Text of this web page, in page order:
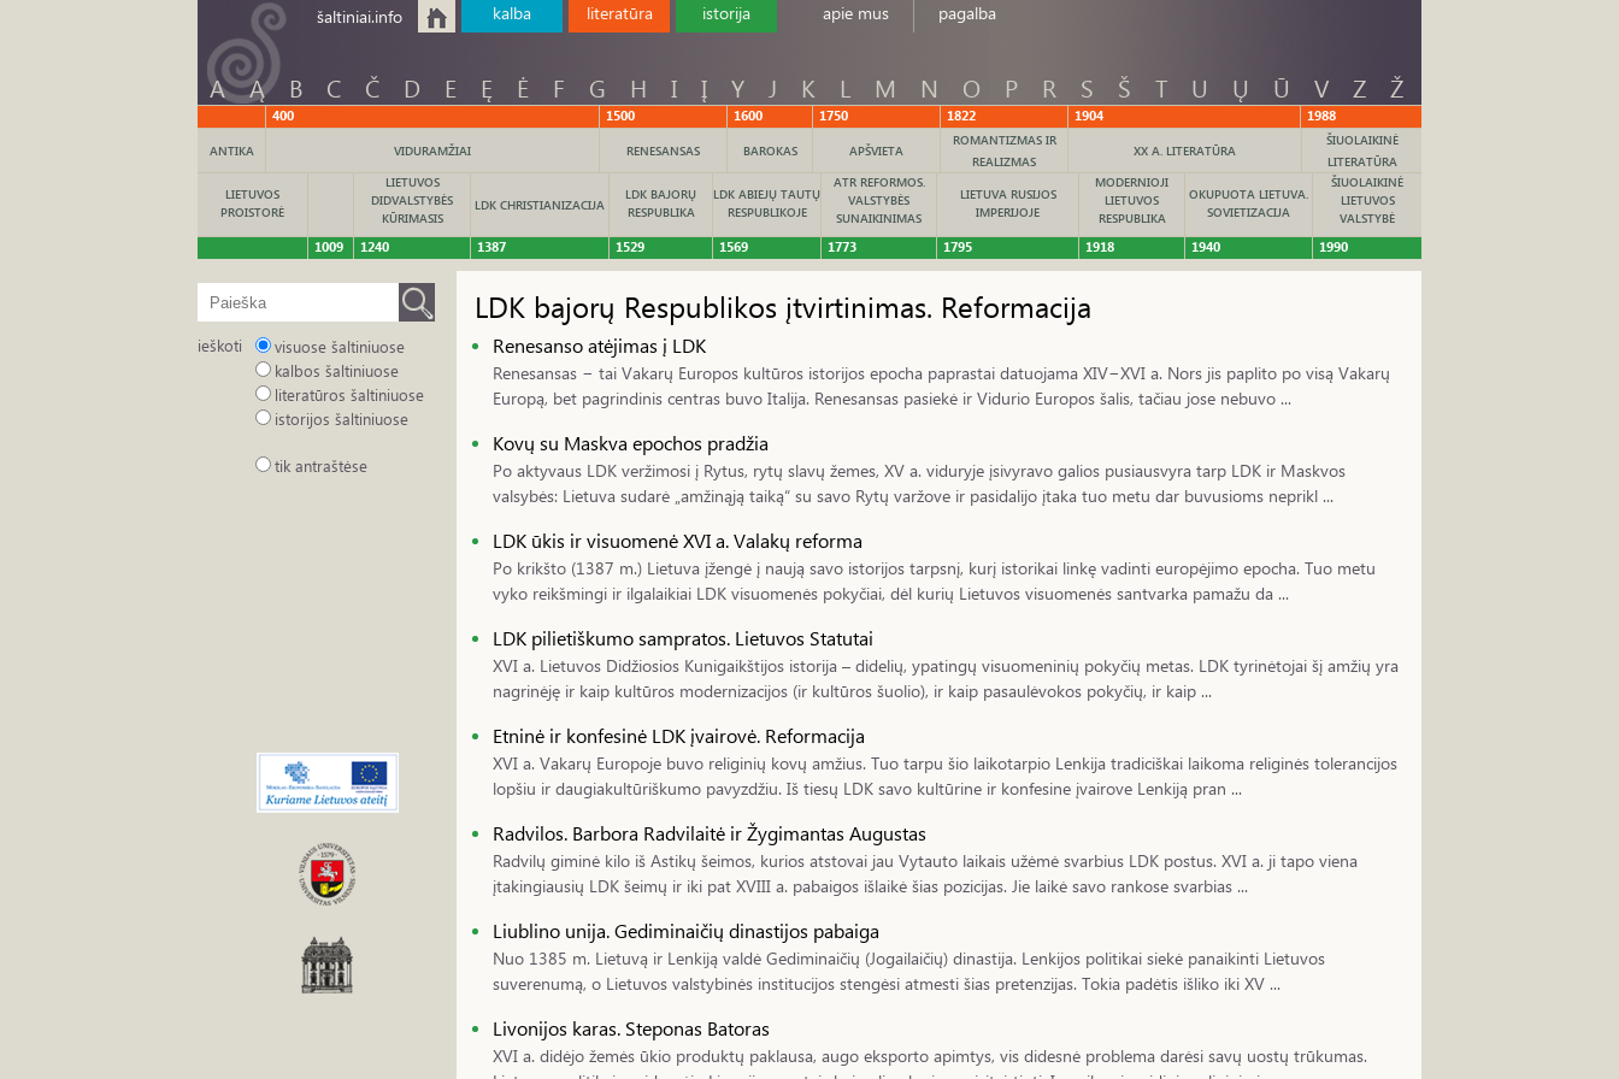
šaltiniai.info kalba literatūra istorija apie mus pagalba
A Ą B C Č D E Ę Ė F G H I Į Y J K L M N O P R S Š T U Ų Ū V Z Ž
400 1500 1600 1750 1822 1904 1988
ANTIKA VIDURAMŽIAI RENESANSAS BAROKAS APŠVIETA
ROMANTIZMAS IR
REALIZMAS
XX A. LITERATŪRA
ŠIUOLAIKINĖ
LITERATŪRA
LIETUVOS
PROISTORĖ
LIETUVOS
DIDVALSTYBĖS
KŪRIMASIS
LDK CHRISTIANIZACIJA
LDK BAJORŲ
RESPUBLIKA
LDK ABIEJŲ TAUTŲ
RESPUBLIKOJE
ATR REFORMOS.
VALSTYBĖS
SUNAIKINIMAS
LIETUVA RUSIJOS
IMPERIJOJE
MODERNIOJI
LIETUVOS
RESPUBLIKA
OKUPUOTA LIETUVA.
SOVIETIZACIJA
ŠIUOLAIKINĖ
LIETUVOS
VALSTYBĖ
1009 1240 1387 1529 1569 1773 1795 1918 1940 1990
ieškoti
visuose šaltiniuose
kalbos šaltiniuose
literatūros šaltiniuose
istorijos šaltiniuose
tik antraštėse
LDK bajorų Respublikos įtvirtinimas. Reformacija
Renesanso atėjimas į LDK
Renesansas − tai Vakarų Europos kultūros istorijos epocha paprastai datuojama XIV−XVI a. Nors jis paplito po visą Vakarų
Europą, bet pagrindinis centras buvo Italija. Renesansas pasiekė ir Vidurio Europos šalis, tačiau jose nebuvo ...
Kovų su Maskva epochos pradžia
Po aktyvaus LDK veržimosi į Rytus, rytų slavų žemes, XV a. viduryje įsivyravo galios pusiausvyra tarp LDK ir Maskvos
valsybės: Lietuva sudarė „amžinąją taiką“ su savo Rytų varžove ir pasidalijo įtaka tuo metu dar buvusioms neprikl ...
LDK ūkis ir visuomenė XVI a. Valakų reforma
Po krikšto (1387 m.) Lietuva įžengė į naują savo istorijos tarpsnį, kurį istorikai linkę vadinti europėjimo epocha. Tuo metu
vyko reikšmingi ir ilgalaikiai LDK visuomenės pokyčiai, dėl kurių Lietuvos visuomenės santvarka pamažu da ...
LDK pilietiškumo sampratos. Lietuvos Statutai
XVI a. Lietuvos Didžiosios Kunigaikštijos istorija – didelių, ypatingų visuomeninių pokyčių metas. LDK tyrinėtojai šį amžių yra
nagrinėję ir kaip kultūros modernizacijos (ir kultūros šuolio), ir kaip pasaulėvokos pokyčių, ir kaip ...
Etninė ir konfesinė LDK įvairovė. Reformacija
XVI a. Vakarų Europoje buvo religinių kovų amžius. Tuo tarpu šio laikotarpio Lenkija tradiciškai laikoma religinės tolerancijos
lopšiu ir daugiakultūriškumo pavyzdžiu. Iš tiesų LDK savo kultūrine ir konfesine įvairove Lenkiją pran ...
Radvilos. Barbora Radvilaitė ir Žygimantas Augustas
Radvilų giminė kilo iš Astikų šeimos, kurios atstovai jau Vytauto laikais užėmė svarbius LDK postus. XVI a. ji tapo viena
įtakingiausių LDK šeimų ir iki pat XVIII a. pabaigos išlaikė šias pozicijas. Jie laikė savo rankose svarbias ...
Liublino unija. Gediminaičių dinastijos pabaiga
Nuo 1385 m. Lietuvą ir Lenkiją valdė Gediminaičių (Jogailaičių) dinastija. Lenkijos politikai siekė panaikinti Lietuvos
suverenumą, o Lietuvos valstybinės institucijos stengėsi atmesti šias pretenzijas. Tokia padėtis išliko iki XV ...
Livonijos karas. Steponas Batoras
XVI a. didėjo žemės ūkio produktų paklausa, augo eksporto apimtys, vis didesnė problema darėsi savų uostų trūkumas.